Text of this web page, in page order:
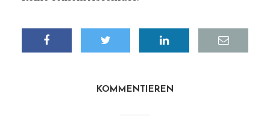
KOMMENTIEREN